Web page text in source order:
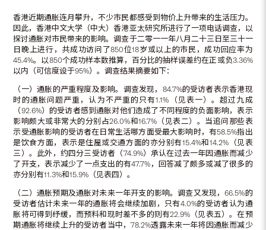
香港近期通胀连月攀升，不少市民都感受到物价上升带来的生活压力。
因此，香港中文大学（中大）香港亚太研究所进行了一项电话调查，以
探讨通胀对市民带来的影响。调查于二零一一年八月二十三日至三十一
日晚上进行，共成功访问了850位18岁或以上的市民，成功回应率为
45.4%。以850个成功样本数推算，百分比的抽样误差约在正或负3.36%
以内（可信度设于95%）。调查结果摘要如下：
（一）通胀的严重程度及影响。调查发现，84.7%的受访者表示香港现
时的通胀问题严重，认为不严重的只有1.1%（见表一）。超过九成
（92.6%）的受访者感到通胀对他们造成了不同程度的负面影响，表示
影响颇大或非常大的分别占26.0%和16.7%（见表二）。当追问那些表
示受通胀影响的受访者在日常生活哪方面受最大影响时，有58.5%指出
是饮食方面，表示是住屋或交通方面的亦分别有15.4%和14.2%（见表
三）。此外，约四分三受访者（74.9%）承认在过去一年因通胀而减少
了开支，表示减少了一点支出的有47.7%，回答减了颇多或减了很多的
亦分别有11.3%和15.9%（见表四）。
（二）通胀预期及通胀对未来一年开支的影响。调查又发现，66.5%的
受访者估计未来一年的通胀将会继续加剧，只有4.0%的受访者认为通
胀将可得到纾缓，而预料和现时差不多的则有22.9%（见表五）。在预
期通胀将继续上升的受访者当中，78.2%透露未来一年将因通胀而减少